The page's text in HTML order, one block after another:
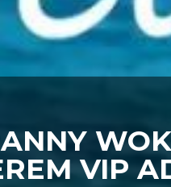
VIP